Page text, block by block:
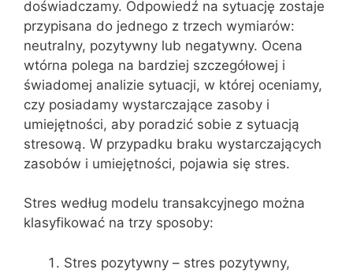
doświadczamy. Odpowiedź na sytuację zostaje
przypisana do jednego z trzech wymiarów:
neutralny, pozytywny lub negatywny. Ocena
wtórna polega na bardziej szczegółowej i
świadomej analizie sytuacji, w której oceniamy,
czy posiadamy wystarczające zasoby i
umiejętności, aby poradzić sobie z sytuacją
stresową. W przypadku braku wystarczających
zasobów i umiejętności, pojawia się stres.
Stres według modelu transakcyjnego można
klasyfikować na trzy sposoby:
Stres pozytywny – stres pozytywny,